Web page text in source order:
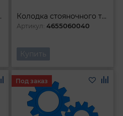
Колодка стояночного тормоза правая
Артикул:4655060040
Купить
Под заказ